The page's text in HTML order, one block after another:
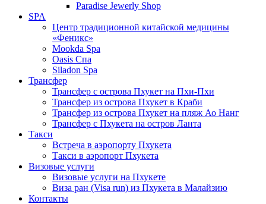
Paradise Jewerly Shop
SPA
Центр традиционной китайской медицины
«Феникс»
Mookda Spa
Oasis Спа
Siladon Spa
Трансфер
Трансфер с острова Пхукет на Пхи-Пхи
Трансфер из острова Пхукет в Краби
Трансфер из острова Пхукет на пляж Ао Нанг
Трансфер с Пхукета на остров Ланта
Такси
Встреча в аэропорту Пхукета
Такси в аэропорт Пхукета
Визовые услуги
Визовые услуги на Пхукете
Виза ран (Visa run) из Пхукета в Малайзию
Контакты